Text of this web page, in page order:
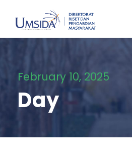
February 10, 2025
Day